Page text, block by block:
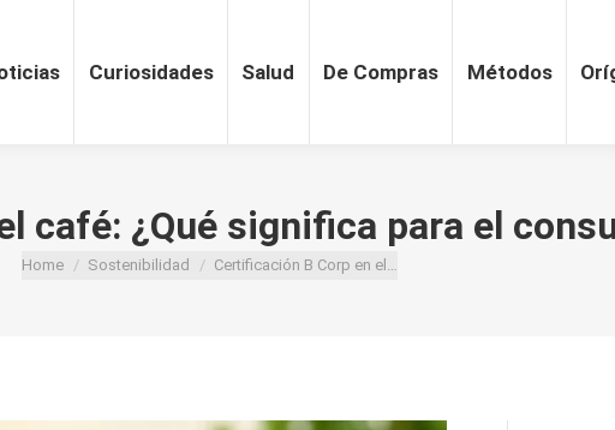
Curiosidades Salud De Compras Métodos
café: ¿Qué significa para el
You are here:
Home Sostenibilidad Certificación B Corp en el…